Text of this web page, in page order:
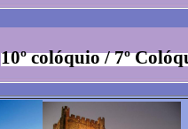
10º colóquio / 7º